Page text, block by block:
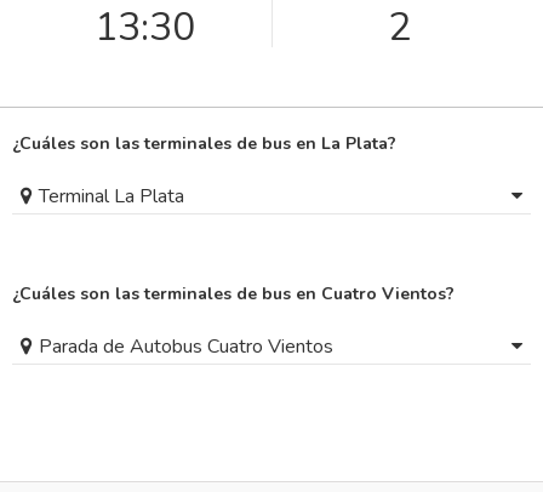
13:30 2
¿Cuáles son las terminales de bus en La Plata?
Terminal La Plata
¿Cuáles son las terminales de bus en Cuatro Vientos?
Parada de Autobus Cuatro Vientos